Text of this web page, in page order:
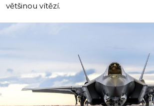
většinou vítězí.